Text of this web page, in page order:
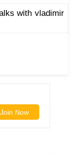
with vladimir